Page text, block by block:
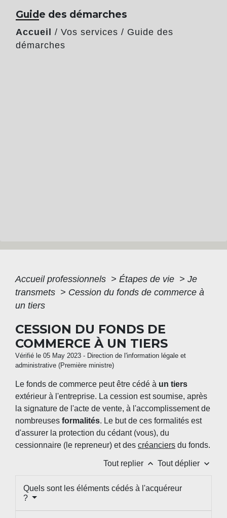
Guide des démarches
Accueil / Vos services / Guide des
démarches
Accueil professionnels > Étapes de vie > Je
transmets > Cession du fonds de commerce à
un tiers
CESSION DU FONDS DE
COMMERCE À UN TIERS
Vérifié le 05 May 2023 - Direction de l'information légale et
administrative (Première ministre)
Le fonds de commerce peut être cédé à un tiers
extérieur à l'entreprise. La cession est soumise, après
la signature de l'acte de vente, à l'accomplissement de
nombreuses formalités. Le but de ces formalités est
d'assurer la protection du cédant (vous), du
cessionnaire (le repreneur) et des créanciers du fonds.
Tout replier keyboard_arrow_up Tout déplier keyboard_arrow_down
Quels sont les éléments cédés à l'acquéreur
?